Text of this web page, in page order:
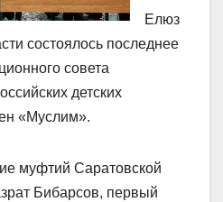
Елюз
состоялось последнее
совета
детских
«Муслим».
муфтий Саратовской
Бибарсов, первый